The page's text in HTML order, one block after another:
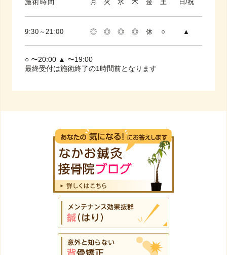
施術時間 月 火 水 木 金 土 日/祝
9:30～21:00 ◎ ◎ ◎ ◎ 休 ○ ▲
○ 〜20:00 ▲ 〜19:00
最終受付は施術終了の1時間前となります